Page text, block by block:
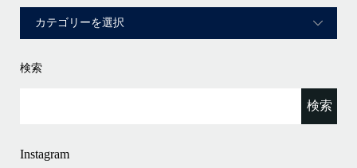
検索
Instagram